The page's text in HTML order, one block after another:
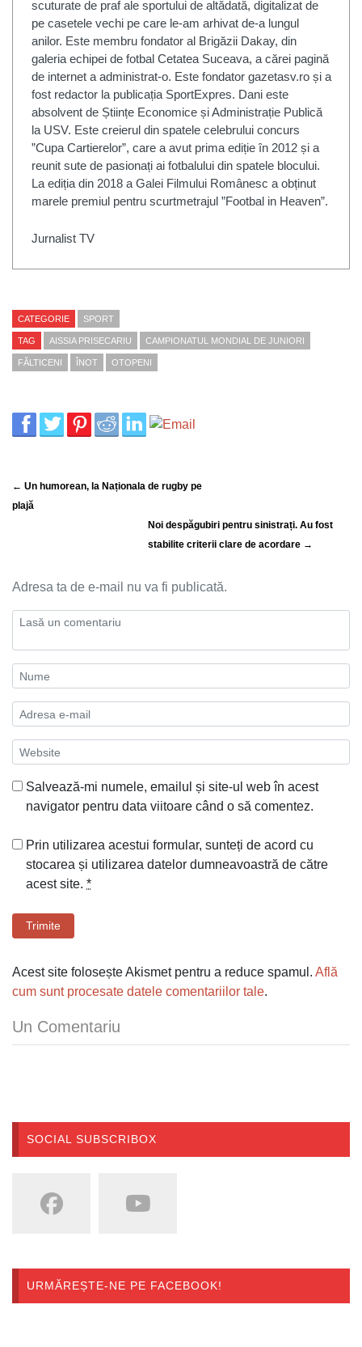
scuturate de praf ale sportului de altădată, digitalizat de
pe casetele vechi pe care le-am arhivat de-a lungul
anilor. Este membru fondator al Brigăzii Dakay, din
galeria echipei de fotbal Cetatea Suceava, a cărei pagină
de internet a administrat-o. Este fondator gazetasv.ro și a
fost redactor la publicația SportExpres. Dani este
absolvent de Științe Economice și Administrație Publică
la USV. Este creierul din spatele celebrului concurs
”Cupa Cartierelor”, care a avut prima ediție în 2012 și a
reunit sute de pasionați ai fotbalului din spatele blocului.
La ediția din 2018 a Galei Filmului Românesc a obținut
marele premiul pentru scurtmetrajul ”Footbal in Heaven”.
Jurnalist TV
CATEGORIE SPORT
TAG AISSIA PRISECARIU CAMPIONATUL MONDIAL DE JUNIORI
FĂLTICENI ÎNOT OTOPENI
← Un humorean, la Naționala de rugby pe
plajă
Noi despăgubiri pentru sinistrați. Au fost
stabilite criterii clare de acordare →
Adresa ta de e-mail nu va fi publicată.
Salvează-mi numele, emailul și site-ul web în acest
navigator pentru data viitoare când o să comentez.
Prin utilizarea acestui formular, sunteți de acord cu
stocarea și utilizarea datelor dumneavoastră de către
acest site. *
Trimite
Acest site folosește Akismet pentru a reduce spamul. Află
cum sunt procesate datele comentariilor tale.
Un Comentariu
SOCIAL SUBSCRIBOX
URMĂREȘTE-NE PE FACEBOOK!